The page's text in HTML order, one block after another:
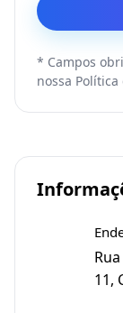
* Campos
nossa
11,